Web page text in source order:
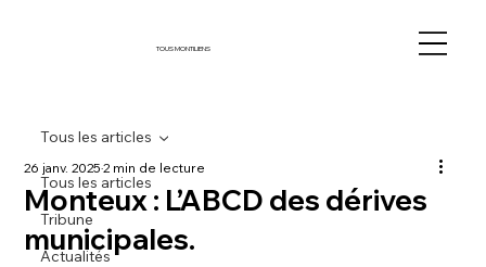
TOUS MONTILIENS
Tous les articles
Tribune
Actualités
Tous les articles
Monteux : L’ABCD des dérives
municipales.
26 janv. 20252 min de lecture